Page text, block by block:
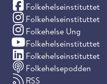
Folkehelseinstituttet
(Facebook)
Folkehelseinstituttet
(Instagram)
Folkehelse Ung
(Instagram)
Folkehelseinstituttet
(YouTube)
Folkehelseinstituttet
(LinkedIn)
Folkehelsepodden
RSS